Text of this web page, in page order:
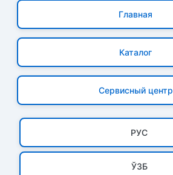
Главная
Каталог
Сервисный центр
РУC
ЎЗБ